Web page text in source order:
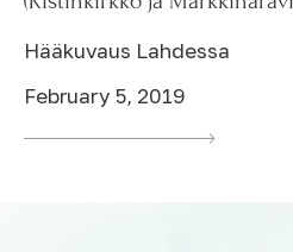
Hääkuvaus Lahdessa
February 5, 2019